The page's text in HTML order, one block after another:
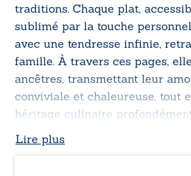
traditions. Chaque plat,
sublimé par la touche
avec une tendresse infinie,
famille. À travers ces pages,
ancêtres, transmettant leur
conviviale et chaleureuse, tout
héritage culinaire
tradition.
Lire plus